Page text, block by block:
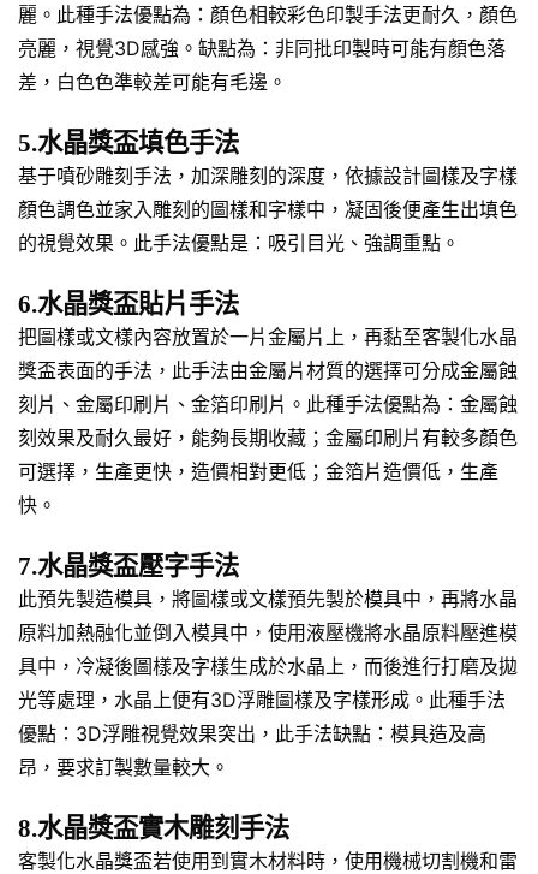
麗。此種手法優點為：顏色相較彩色印製手法更耐久，顏色
亮麗，視覺3D感強。缺點為：非同批印製時可能有顏色落
差，白色色準較差可能有毛邊。
5.水晶獎盃填色手法
基于噴砂雕刻手法，加深雕刻的深度，依據設計圖樣及字樣
顏色調色並家入雕刻的圖樣和字樣中，凝固後便產生出填色
的視覺效果。此手法優點是：吸引目光、強調重點。
6.水晶獎盃貼片手法
把圖樣或文樣內容放置於一片金屬片上，再黏至客製化水晶
獎盃表面的手法，此手法由金屬片材質的選擇可分成金屬蝕
刻片、金屬印刷片、金箔印刷片。此種手法優點為：金屬蝕
刻效果及耐久最好，能夠長期收藏；金屬印刷片有較多顏色
可選擇，生產更快，造價相對更低；金箔片造價低，生產
快。
7.水晶獎盃壓字手法
此預先製造模具，將圖樣或文樣預先製於模具中，再將水晶
原料加熱融化並倒入模具中，使用液壓機將水晶原料壓進模
具中，冷凝後圖樣及字樣生成於水晶上，而後進行打磨及拋
光等處理，水晶上便有3D浮雕圖樣及字樣形成。此種手法
優點：3D浮雕視覺效果突出，此手法缺點：模具造及高
昂，要求訂製數量較大。
8.水晶獎盃實木雕刻手法
客製化水晶獎盃若使用到實木材料時，使用機械切割機和雷